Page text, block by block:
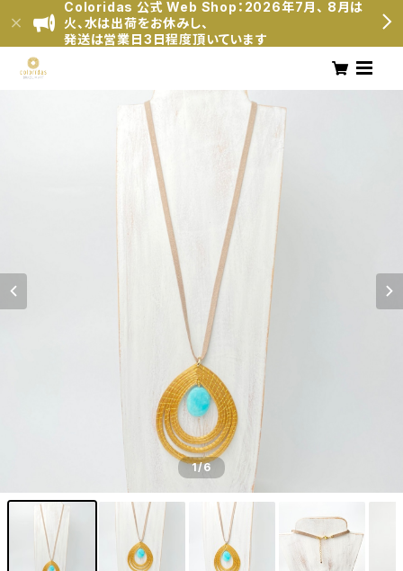
Coloridas 公式 Web Shop：2026年7月、 8月は
火、水は出荷をお休みし、
発送は営業日3日程度頂いています
1/6